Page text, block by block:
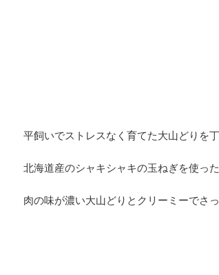
平飼いでストレスなく育てた大山どりを
北海道産のシャキシャキの玉ねぎを使っ
肉の味が濃い大山どりとクリーミーでさ